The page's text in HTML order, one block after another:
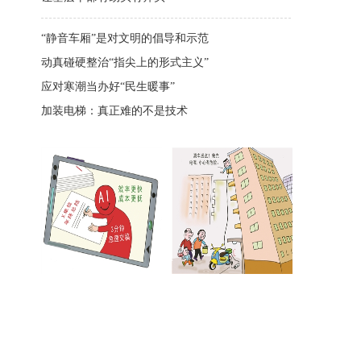
“静音车厢”是对文明的倡导和示范
动真碰硬整治“指尖上的形式主义”
应对寒潮当办好“民生暖事”
加装电梯：真正难的不是技术